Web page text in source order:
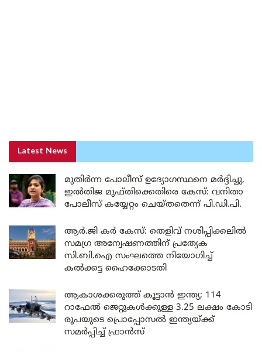
Latest News
മുതിർന്ന പോലീസ് ഉദ്യോഗസ്ഥനെ മർദ്ദിച്ചു,
ഇൽതിജ മുഫ്തിക്കെതിരെ കേസ്: വനിതാ
പോലീസ് കയ്യേറ്റം ചെയ്തതെന്ന് പി.ഡി.പി.
ആർ.ജി കർ കേസ്: തെളിവ് നശിപ്പിക്കലിൽ
സമഗ്ര അന്വേഷണത്തിന് പ്രത്യേക
സി.ബി.ഐ സംഘത്തെ നിയോഗിച്ച്
കൽക്കട്ട ഹൈക്കോടതി
ആകാശക്കരുത്ത് കൂട്ടാൻ ഇന്ത്യ; 114
റാഫേൽ ജെറ്റുകൾക്കുള്ള 3.25 ലക്ഷം കോടി
രൂപയുടെ പ്രൊപ്പോസൽ ഇന്ത്യയ്ക്ക്
സമർപ്പിച്ച് ഫ്രാൻസ്